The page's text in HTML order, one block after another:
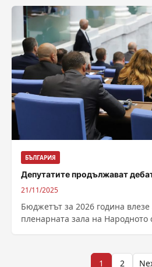
БЪЛГАРИЯ
Депутатите продължават
21/11/2025
Бюджетът за 2026 година
пленарната зала на
1 2